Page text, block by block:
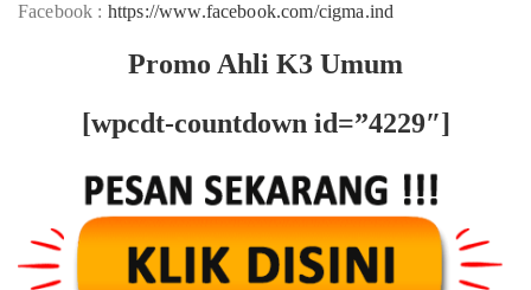
Facebook : https://www.facebook.com/cigma.ind
Promo Ahli K3 Umum
[wpcdt-countdown id=”4229″]